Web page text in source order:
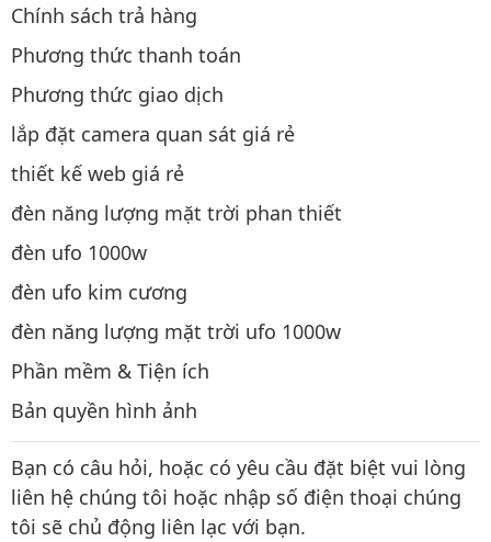
Chính sách trả hàng
Phương thức thanh toán
Phương thức giao dịch
lắp đặt camera quan sát giá rẻ
thiết kế web giá rẻ
đèn năng lượng mặt trời phan thiết
đèn ufo 1000w
đèn ufo kim cương
đèn năng lượng mặt trời ufo 1000w
Phần mềm & Tiện ích
Bản quyền hình ảnh
Bạn có câu hỏi, hoặc có yêu cầu đặt biệt vui lòng
liên hệ chúng tôi hoặc nhập số điện thoại chúng
tôi sẽ chủ động liên lạc với bạn.